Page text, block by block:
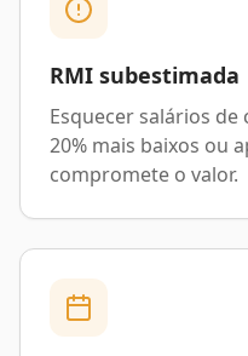
RMI subestimada
Esquecer salários
20% mais baixos ou
compromete o valor.